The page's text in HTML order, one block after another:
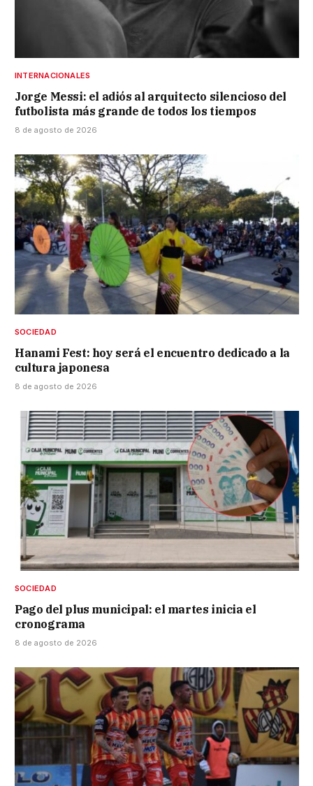
INTERNACIONALES
Jorge Messi: el adiós al arquitecto silencioso del
futbolista más grande de todos los tiempos
8 de agosto de 2026
SOCIEDAD
Hanami Fest: hoy será el encuentro dedicado a la
cultura japonesa
8 de agosto de 2026
SOCIEDAD
Pago del plus municipal: el martes inicia el
cronograma
8 de agosto de 2026